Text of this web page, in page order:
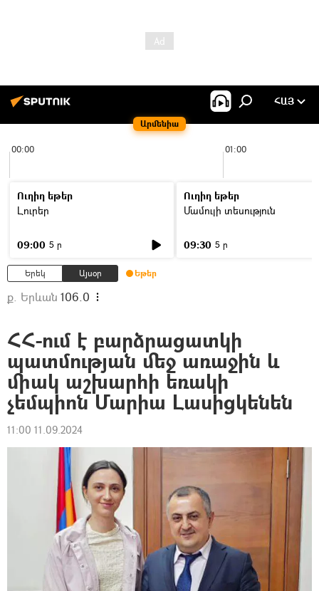
Արմենիա
ՀԱՅ
00:00 01:00
Ուղիղ եթեր
Լուրեր
09:00 5 ր
Ուղիղ եթեր
Մամուլի տեսություն
09:30 5 ր
Երեկ Այսօր Եթեր
ք. Երևան 106.0
ՀՀ-ում է բարձրացատկի
պատմության մեջ առաջին և
միակ աշխարհի եռակի
չեմպիոն Մարիա Լասիցկենեն
11:00 11.09.2024